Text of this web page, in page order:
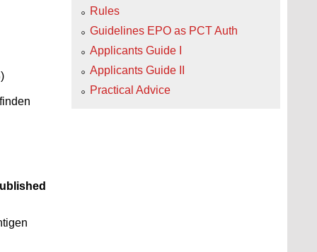
Rules
Guidelines EPO as PCT Auth
Applicants Guide I
Applicants Guide II
Practical Advice